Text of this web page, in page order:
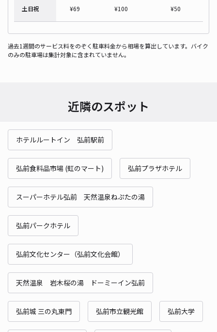
土日祝 ¥69 ¥100 ¥50
過去1週間のサービス料をのぞく駐車料金から相場を算出しています。バイク
のみの駐車場は集計対象に含まれていません。
近隣のスポット
ホテルルートイン 弘前駅前
弘前食料品市場 (虹のマート) 弘前プラザホテル
スーパーホテル弘前 天然温泉ねぷたの湯
弘前パークホテル
弘前文化センター（弘前文化会館）
天然温泉 岩木桜の湯 ドーミーイン弘前
弘前城 三の丸東門 弘前市立観光館 弘前大学